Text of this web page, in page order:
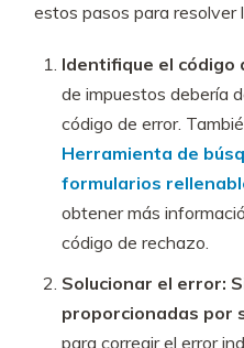
estos pasos para resolver
Identifique el código
de impuestos debería
código de error.
Herramienta de
formularios
obtener más
código de rechazo.
Solucionar el error:
proporcionadas por
para corregir el error